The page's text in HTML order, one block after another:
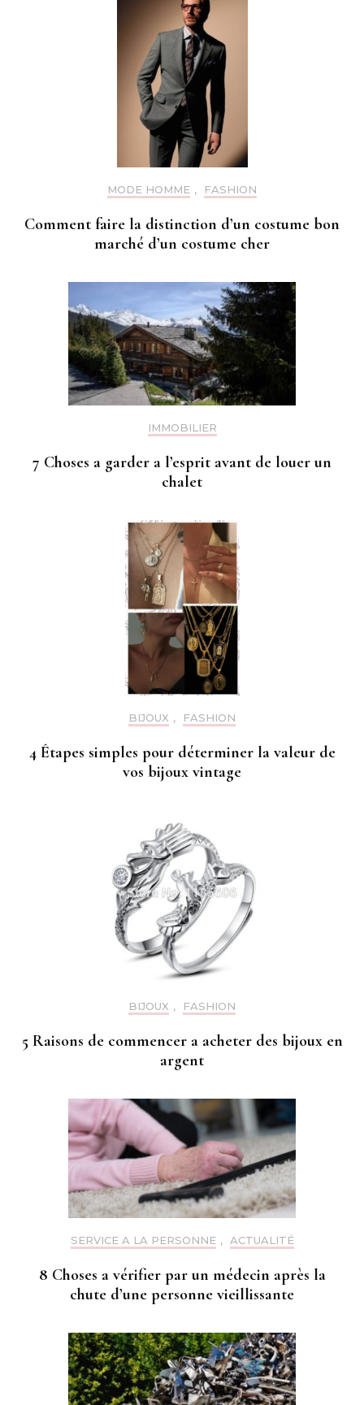
MODE HOMME , FASHION
Comment faire la distinction d’un costume bon
marché d’un costume cher
IMMOBILIER
7 Choses a garder a l’esprit avant de louer un
chalet
BIJOUX , FASHION
4 Étapes simples pour déterminer la valeur de
vos bijoux vintage
BIJOUX , FASHION
5 Raisons de commencer a acheter des bijoux en
argent
SERVICE A LA PERSONNE , ACTUALITÉ
8 Choses a vérifier par un médecin après la
chute d’une personne vieillissante